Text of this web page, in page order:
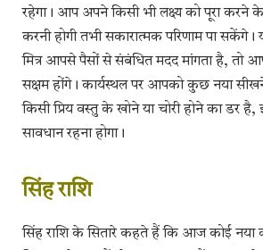
रहेगा। आप अपने किसी भी लक्ष्य को पूरा करने
करनी होगी तभी सकारात्मक परिणाम पा
मित्र आपसे पैसों से संबंधित मदद मांगता है, तो
सक्षम होंगे। कार्यस्थल पर आपको कुछ नया
किसी प्रिय वस्तु के खोने या चोरी होने का डर
सावधान रहना होगा।
​सिंह राशि
सिंह राशि के सितारे कहते हैं कि आज कोई